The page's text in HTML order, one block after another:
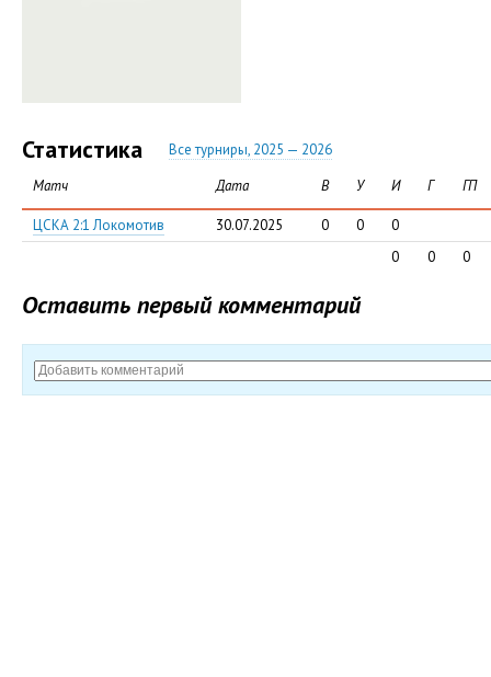
Статистика
Все турниры, 2025 — 2026
Матч
Дата В У И Г ГП
ЦСКА 2:1 Локомотив 30.07.2025 0 0
0
0
0 0
Оставить первый комментарий